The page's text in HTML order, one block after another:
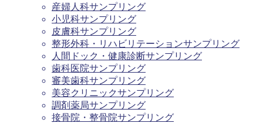
産婦人科サンプリング
小児科サンプリング
皮膚科サンプリング
整形外科・リハビリテーションサンプリング
人間ドック・健康診断サンプリング
歯科医院サンプリング
審美歯科サンプリング
美容クリニックサンプリング
調剤薬局サンプリング
接骨院・整骨院サンプリング